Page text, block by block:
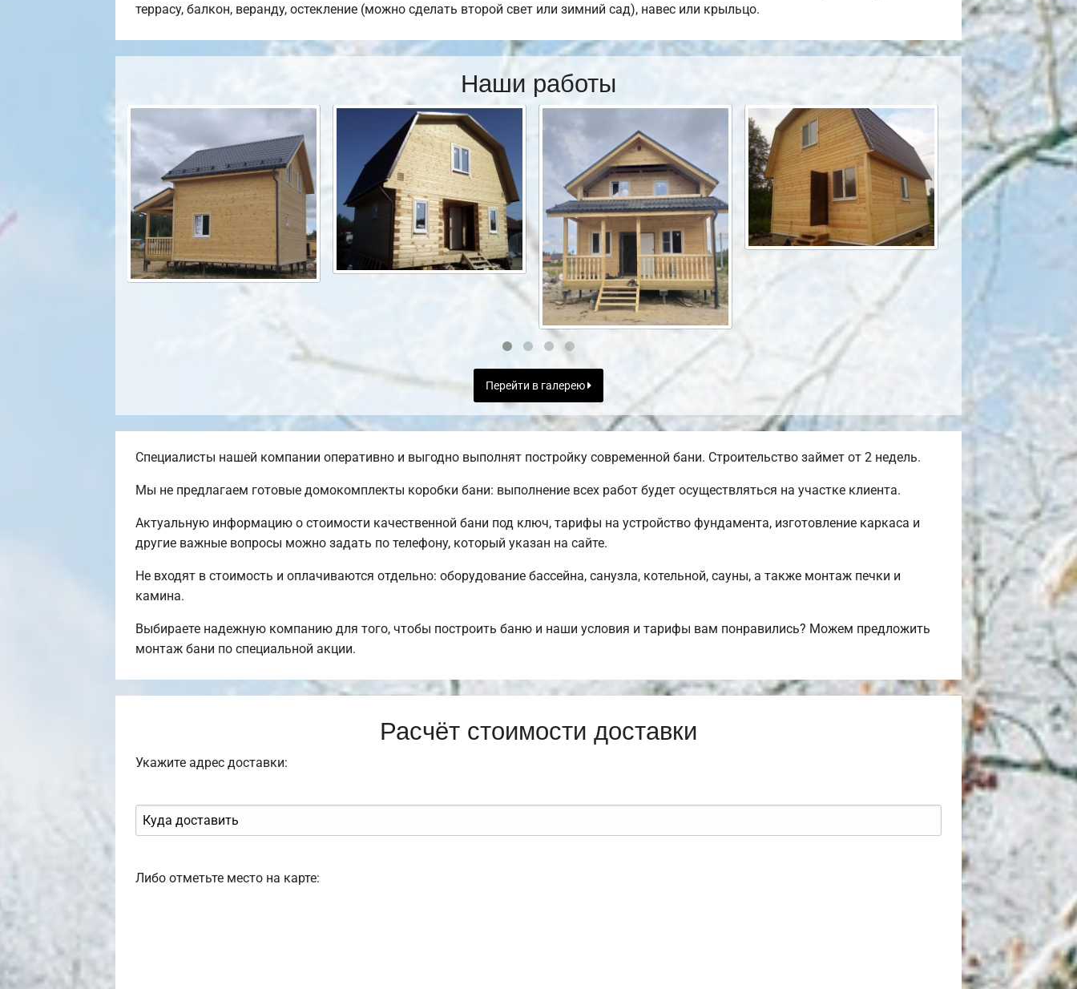
террасу, балкон, веранду, остекление (можно сделать второй свет или зимний сад), навес или крыльцо.
Наши работы
Перейти в галерею
Специалисты нашей компании оперативно и выгодно выполнят постройку современной бани. Строительство займет от 2 недель.
Мы не предлагаем готовые домокомплекты коробки бани: выполнение всех работ будет осуществляться на участке клиента.
Актуальную информацию о стоимости качественной бани под ключ, тарифы на устройство фундамента, изготовление каркаса и
другие важные вопросы можно задать по телефону, который указан на сайте.
Не входят в стоимость и оплачиваются отдельно: оборудование бассейна, санузла, котельной, сауны, а также монтаж печки и
камина.
Выбираете надежную компанию для того, чтобы построить баню и наши условия и тарифы вам понравились? Можем предложить
монтаж бани по специальной акции.
Расчёт стоимости доставки
Укажите адрес доставки:
Либо отметьте место на карте: